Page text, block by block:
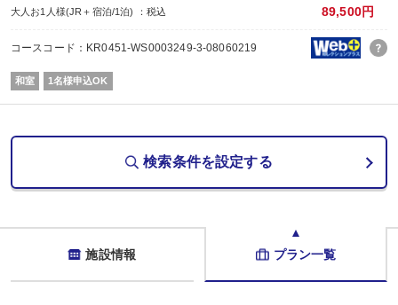
造りも4種が5種になるなど質も量も大満足の会席膳となっております。
食前酒／先付／前菜／吸物／造里／変り鉢／焼物
蓋物／台物／油もの／止椀／食事／香物／デザート
※食事時間はチェックイン時に選択可能
※到着時間が18：00を過ぎる場合はご一報下さいませ。
身体に優しい和朝食です。
当宿は、由布院で数少ない独自の源泉を有する宿で、
24時間源泉かけ流しが自慢です。
大人お1人様(JR＋宿泊/1泊) ：税込 89,500円
コースコード：KR0451-WS0003249-3-08060219
和室 1名様申込OK
検索条件を設定する
施設情報 プラン一覧